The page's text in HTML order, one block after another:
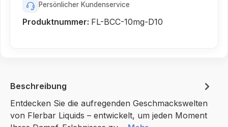
Persönlicher Kundenservice
Produktnummer: FL-BCC-10mg-D10
Beschreibung
Entdecken Sie die aufregenden Geschmackswelten
von Flerbar Liquids – entwickelt, um jeden Moment